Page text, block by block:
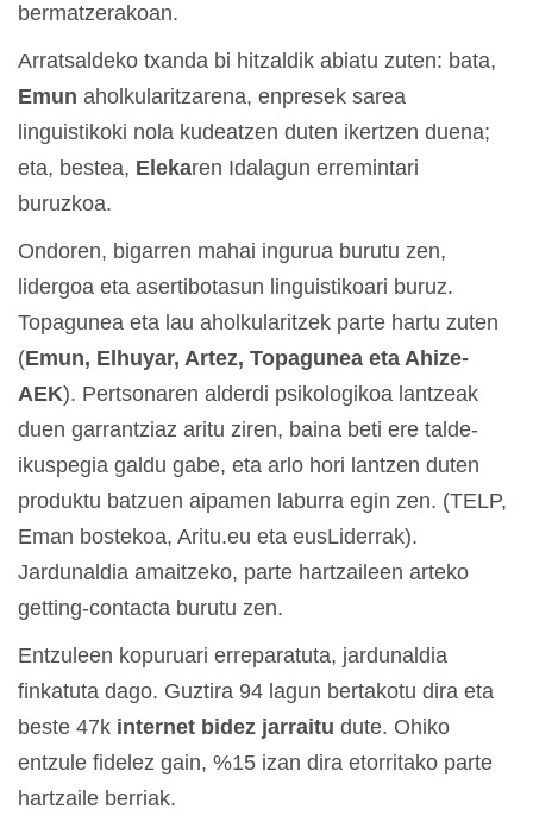
bermatzerakoan.
Arratsaldeko txanda bi hitzaldik abiatu zuten: bata,
Emun aholkularitzarena, enpresek sarea
linguistikoki nola kudeatzen duten ikertzen duena;
eta, bestea, Elekaren Idalagun erremintari
buruzkoa.
Ondoren, bigarren mahai ingurua burutu zen,
lidergoa eta asertibotasun linguistikoari buruz.
Topagunea eta lau aholkularitzek parte hartu zuten
(Emun, Elhuyar, Artez, Topagunea eta Ahize-
AEK). Pertsonaren alderdi psikologikoa lantzeak
duen garrantziaz aritu ziren, baina beti ere talde-
ikuspegia galdu gabe, eta arlo hori lantzen duten
produktu batzuen aipamen laburra egin zen. (TELP,
Eman bostekoa, Aritu.eu eta eusLiderrak).
Jardunaldia amaitzeko, parte hartzaileen arteko
getting-contacta burutu zen.
Entzuleen kopuruari erreparatuta, jardunaldia
finkatuta dago. Guztira 94 lagun bertakotu dira eta
beste 47k internet bidez jarraitu dute. Ohiko
entzule fidelez gain, %15 izan dira etorritako parte
hartzaile berriak.